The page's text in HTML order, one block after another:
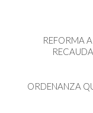
REFORMA
ORDENANZA